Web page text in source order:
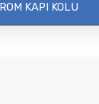
KAPI KOLU